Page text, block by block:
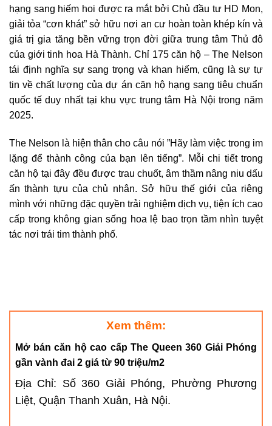
hạng sang hiếm hoi được ra mắt bởi Chủ đầu tư HD Mon,
giải tỏa “cơn khát” sở hữu nơi an cư hoàn toàn khép kín và
giá trị gia tăng bền vững trọn đời giữa trung tâm Thủ đô
của giới tinh hoa Hà Thành. Chỉ 175 căn hộ – The Nelson
tái định nghĩa sự sang trọng và khan hiếm, cũng là sự tự
tin về chất lượng của dự án căn hộ hạng sang tiêu chuẩn
quốc tế duy nhất tại khu vực trung tâm Hà Nội trong năm
2025.
The Nelson là hiện thân cho câu nói ”Hãy làm việc trong im
lặng để thành công của bạn lên tiếng”. Mỗi chi tiết trong
căn hộ tại đây đều được trau chuốt, âm thầm nâng niu dấu
ấn thành tựu của chủ nhân. Sở hữu thế giới của riêng
mình với những đặc quyền trải nghiệm dịch vụ, tiện ích cao
cấp trong không gian sống hoa lệ bao trọn tầm nhìn tuyệt
tác nơi trái tim thành phố.
linkində təqdim olunan imkanlarla tanış
Vacib olan məsuliyyətli şəkildə oynamaqdır.
şansınızı artırabilirsiniz. Günümüzde kazanç fırsatlarını
artırmak için farklı yöntemler var. Örneğin, güvenilir
Detaylı bilgi ve fırsatlar için Grandpashabetadresini
inceleyebilirsiniz. Başarı için dikkatli ve bilinçli olmak
önemlidir.
Xem thêm:
Mở bán căn hộ cao cấp The Queen 360 Giải Phóng
gần vành đai 2 giá từ 90 triệu/m2
Địa Chỉ: Số 360 Giải Phóng, Phường Phương
Liệt, Quận Thanh Xuân, Hà Nội.